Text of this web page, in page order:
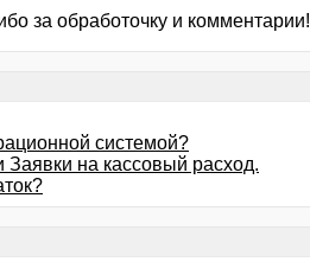
за обработочку и комментарии!
системой?
Заявки на кассовый расход.